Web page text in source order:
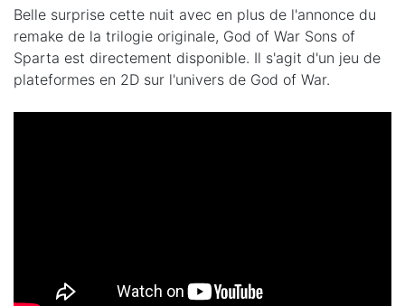
Belle surprise cette nuit avec en plus de l'annonce du
remake de la trilogie originale, God of War Sons of
Sparta est directement disponible. Il s'agit d'un jeu de
plateformes en 2D sur l'univers de God of War.